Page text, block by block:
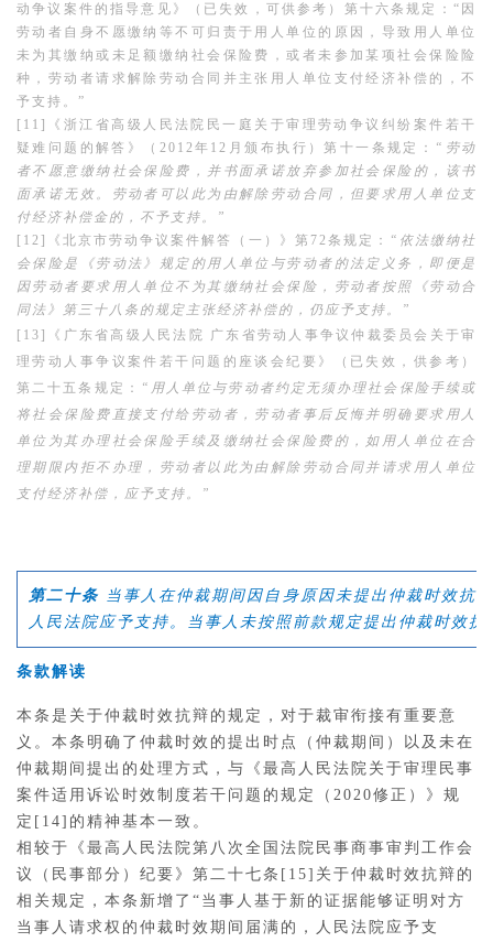
动争议案件的指导意见》（已失效，可供参考）第十六条规定： “因
劳动者自身不愿缴纳等不可归责于用人单位的原因，导致用人单位
未为其缴纳或未足额缴纳社会保险费，或者未参加某项社会保险险
种，劳动者请求解除劳动合同并主张用人单位支付经济补偿的，不
予支持。”
[11]《浙江省高级人民法院民一庭关于审理劳动争议纠纷案件若干
疑难问题的解答》（2012年12月颁布执行）第十一条规定：
“劳动
者不愿意缴纳社会保险费，并书面承诺放弃参加社会保险的，该书
面承诺无效。劳动者可以此为由解除劳动合同，但要求用人单位支
付经济补偿金的，不予支持。”
[12]《北京市劳动争议案件解答（一）》第72条规定：
“依法缴纳社
会保险是《劳动法》规定的用人单位与劳动者的法定义务，即便是
因劳动者要求用人单位不为其缴纳社会保险，劳动者按照《劳动合
同法》第三十八条的规定主张经济补偿的，仍应予支持。”
[13]《广东省高级人民法院 广东省劳动人事争议仲裁委员会关于审
理劳动人事争议案件若干问题的座谈会纪要》（已失效，供参考）
第二十五条规定：
“用人单位与劳动者约定无须办理社会保险手续或
将社会保险费直接支付给劳动者，劳动者事后反悔并明确要求用人
单位为其办理社会保险手续及缴纳社会保险费的，如用人单位在合
理期限内拒不办理，劳动者以此为由解除劳动合同并请求用人单位
支付经济补偿，应予支持。”
第二十条 当事人在仲裁期间因自身原因未提出仲裁时效抗
人民法院应予支持。当事人未按照前款规定提出仲裁时效
条款解读
本条是关于仲裁时效抗辩的规定，对于裁审衔接有重要意
义。本条明确了仲裁时效的提出时点（仲裁期间）以及未在
仲裁期间提出的处理方式，与《最高人民法院关于审理民事
案件适用诉讼时效制度若干问题的规定（2020修正）》规
定[14]的精神基本一致。
相较于《最高人民法院第八次全国法院民事商事审判工作会
议（民事部分）纪要》第二十七条[15]关于仲裁时效抗辩的
相关规定，本条新增了“当事人基于新的证据能够证明对方
当事人请求权的仲裁时效期间届满的，人民法院应予支